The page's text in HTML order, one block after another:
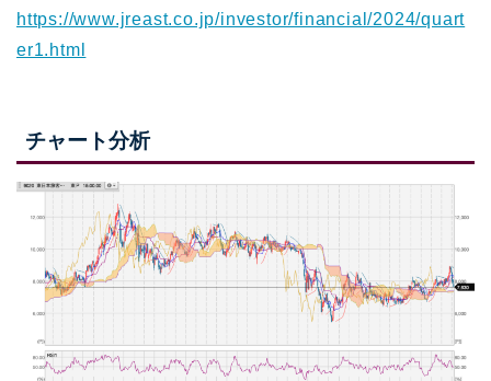
https://www.jreast.co.jp/investor/financial/2024/quart
er1.html
チャート分析